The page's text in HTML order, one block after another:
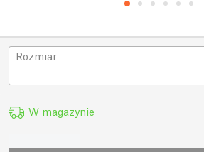
Rozmiar
W magazynie